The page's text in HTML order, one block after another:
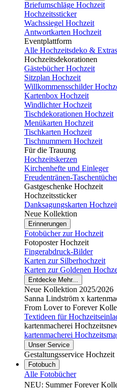
Briefumschläge Hochzeit
Hochzeitssticker
Wachssiegel Hochzeit
Antwortkarten Hochzeit
Eventplattform
Alle Hochzeitsdeko & Extras
Hochzeitsdekorationen
Gästebücher Hochzeit
Sitzplan Hochzeit
Willkommensschilder
Kartenbox Hochzeit
Windlichter Hochzeit
Tischdekorationen Hochzeit
Menükarten Hochzeit
Tischkarten Hochzeit
Tischnummern Hochzeit
Für die Trauung
Hochzeitskerzen
Kirchenhefte und Einleger
Freudentränen-
Gastgeschenke Hochzeit
Hochzeitssticker
Danksagungskarten
Neue Kollektion
Erinnerungen
Fotobücher zur Hochzeit
Fotoposter Hochzeit
Fingerabdruck-Bilder
Karten zur Silberhochzeit
Karten zur Goldenen
Entdecke Mehr...
Neue Kollektion 2025/2026
Sanna Lindström x
From Lover to Forever
Textideen für
kartenmacherei
kartenmacherei
Unser Service
Gestaltungsservice Hochzeit
Fotobuch
Alle Fotobücher
NEU: Summer Forever